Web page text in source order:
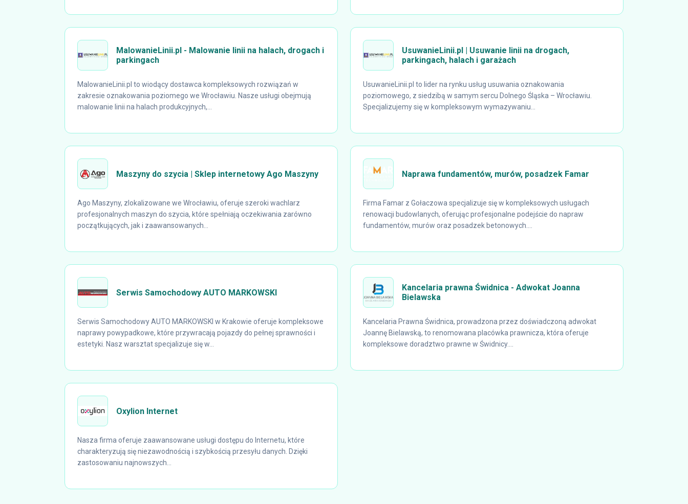
MalowanieLinii.pl - Malowanie linii na halach, drogach i
parkingach
MalowanieLinii.pl to wiodący dostawca kompleksowych rozwiązań w
zakresie oznakowania poziomego we Wrocławiu. Nasze usługi obejmują
malowanie linii na halach produkcyjnych,...
UsuwanieLinii.pl | Usuwanie linii na drogach,
parkingach, halach i garażach
UsuwanieLinii.pl to lider na rynku usług usuwania oznakowania
poziomowego, z siedzibą w samym sercu Dolnego Śląska – Wrocławiu.
Specjalizujemy się w kompleksowym wymazywaniu...
Maszyny do szycia | Sklep internetowy Ago Maszyny
Ago Maszyny, zlokalizowane we Wrocławiu, oferuje szeroki wachlarz
profesjonalnych maszyn do szycia, które spełniają oczekiwania zarówno
początkujących, jak i zaawansowanych...
Naprawa fundamentów, murów, posadzek Famar
Firma Famar z Gołaczowa specjalizuje się w kompleksowych usługach
renowacji budowlanych, oferując profesjonalne podejście do napraw
fundamentów, murów oraz posadzek betonowych....
Serwis Samochodowy AUTO MARKOWSKI
Serwis Samochodowy AUTO MARKOWSKI w Krakowie oferuje kompleksowe
naprawy powypadkowe, które przywracają pojazdy do pełnej sprawności i
estetyki. Nasz warsztat specjalizuje się w...
Kancelaria prawna Świdnica - Adwokat Joanna
Bielawska
Kancelaria Prawna Świdnica, prowadzona przez doświadczoną adwokat
Joannę Bielawską, to renomowana placówka prawnicza, która oferuje
kompleksowe doradztwo prawne w Świdnicy....
Oxylion Internet
Nasza firma oferuje zaawansowane usługi dostępu do Internetu, które
charakteryzują się niezawodnością i szybkością przesyłu danych. Dzięki
zastosowaniu najnowszych...